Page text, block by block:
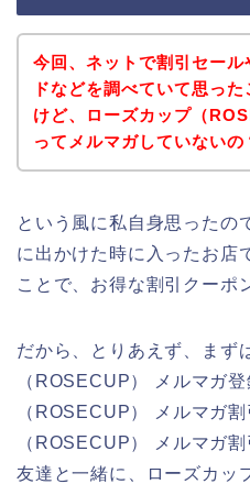
今回、ネットで割引セール
ドなどを調べていて思っ
けど、ローズカップ（
ってメルマガしていないの
という風に私自身思ったの
に出かけた時に入ったお店
ことで、お得な割引クーポ
だから、とりあえず、まず
（ROSECUP） メルマガ
（ROSECUP） メルマガ
（ROSECUP） メルマガ
友達と一緒に、ローズカッ